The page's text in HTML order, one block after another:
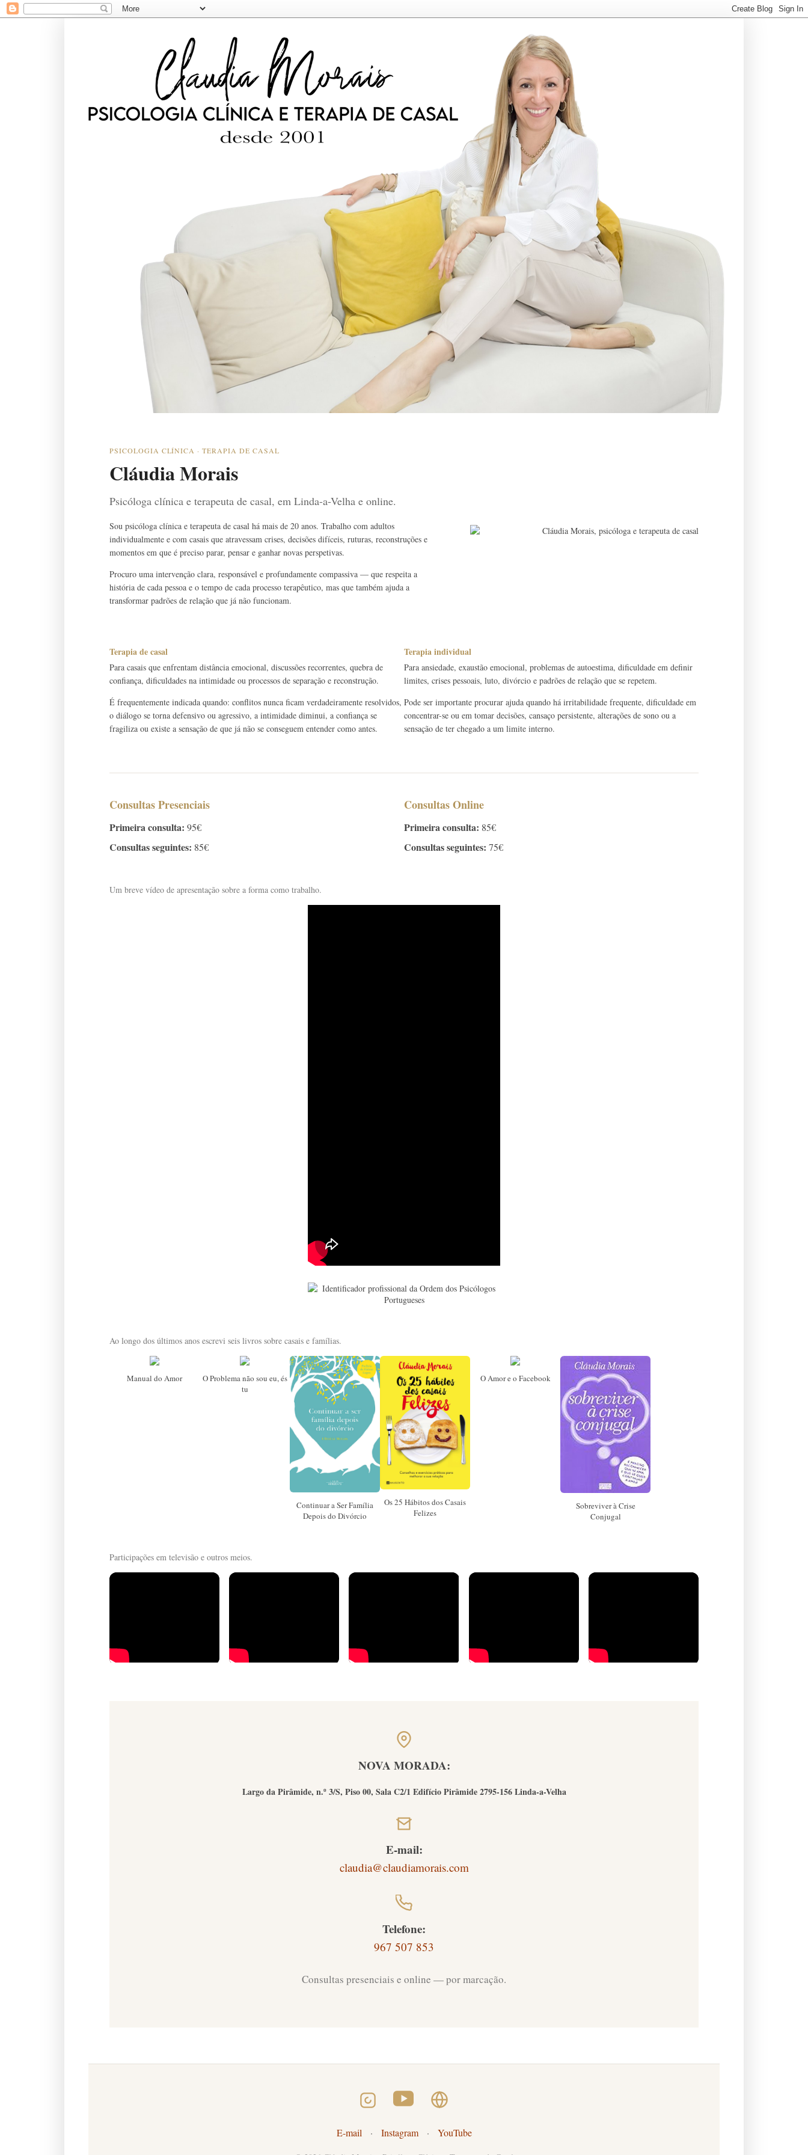
PSICOLOGIA CLÍNICA · TERAPIA DE CASAL
Cláudia Morais
Psicóloga clínica e terapeuta de casal, em Linda-a-Velha e online.
Sou psicóloga clínica e terapeuta de casal há mais de 20 anos. Trabalho com adultos
individualmente e com casais que atravessam crises, decisões difíceis, ruturas, reconstruções e
momentos em que é preciso parar, pensar e ganhar novas perspetivas.
Procuro uma intervenção clara, responsável e profundamente compassiva — que respeita a
história de cada pessoa e o tempo de cada processo terapêutico, mas que também ajuda a
transformar padrões de relação que já não funcionam.
Terapia de casal
Para casais que enfrentam distância emocional, discussões recorrentes, quebra de
confiança, dificuldades na intimidade ou processos de separação e reconstrução.
É frequentemente indicada quando: conflitos nunca ficam verdadeiramente resolvidos,
o diálogo se torna defensivo ou agressivo, a intimidade diminui, a confiança se
fragiliza ou existe a sensação de que já não se conseguem entender como antes.
Terapia individual
Para ansiedade, exaustão emocional, problemas de autoestima, dificuldade em definir
limites, crises pessoais, luto, divórcio e padrões de relação que se repetem.
Pode ser importante procurar ajuda quando há irritabilidade frequente, dificuldade em
concentrar-se ou em tomar decisões, cansaço persistente, alterações de sono ou a
sensação de ter chegado a um limite interno.
Consultas Presenciais
Primeira consulta: 95€
Consultas seguintes: 85€
Consultas Online
Primeira consulta: 85€
Consultas seguintes: 75€
Um breve vídeo de apresentação sobre a forma como trabalho.
Ao longo dos últimos anos escrevi seis livros sobre casais e famílias.
Manual do Amor
O Problema não sou eu, és
tu
Continuar a Ser Família
Depois do Divórcio
Os 25 Hábitos dos Casais
Felizes
O Amor e o Facebook
Sobreviver à Crise
Conjugal
Participações em televisão e outros meios.
NOVA MORADA:
Largo da Pirâmide, n.º 3/S, Piso 00, Sala C2/1 Edifício Pirâmide 2795-156 Linda-a-Velha
E-mail:
claudia@claudiamorais.com
Telefone:
967 507 853
Consultas presenciais e online — por marcação.
E-mail · Instagram · YouTube